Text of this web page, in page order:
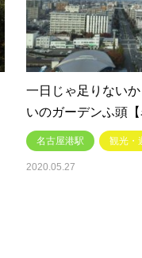
一日じゃ足りない
いのガーデンふ頭
名古屋港駅 観光・
2020.05.27